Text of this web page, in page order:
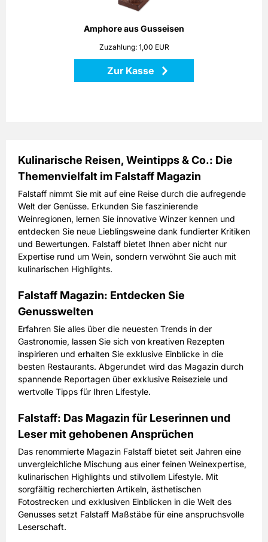
Amphore aus Gusseisen
Zuzahlung: 1,00 EUR
Zur Kasse
Material: Gusseisen
Kulinarische Reisen, Weintipps & Co.: Die
Themenvielfalt im Falstaff Magazin
Falstaff nimmt Sie mit auf eine Reise durch die aufregende
Welt der Genüsse. Erkunden Sie faszinierende
Weinregionen, lernen Sie innovative Winzer kennen und
entdecken Sie neue Lieblingsweine dank fundierter Kritiken
und Bewertungen. Falstaff bietet Ihnen aber nicht nur
Expertise rund um Wein, sondern verwöhnt Sie auch mit
kulinarischen Highlights.
Falstaff Magazin: Entdecken Sie
Genusswelten
Erfahren Sie alles über die neuesten Trends in der
Gastronomie, lassen Sie sich von kreativen Rezepten
inspirieren und erhalten Sie exklusive Einblicke in die
besten Restaurants. Abgerundet wird das Magazin durch
spannende Reportagen über exklusive Reiseziele und
wertvolle Tipps für Ihren Lifestyle.
Falstaff: Das Magazin für Leserinnen und
Leser mit gehobenen Ansprüchen
Das renommierte Magazin Falstaff bietet seit Jahren eine
unvergleichliche Mischung aus einer feinen Weinexpertise,
kulinarischen Highlights und stilvollem Lifestyle. Mit
sorgfältig recherchierten Artikeln, ästhetischen
Fotostrecken und exklusiven Einblicken in die Welt des
Genusses setzt Falstaff Maßstäbe für eine anspruchsvolle
Leserschaft.